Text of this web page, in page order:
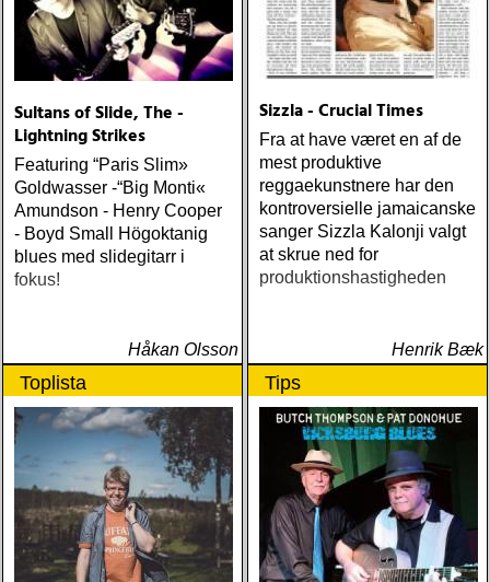
Sultans of Slide, The -
Lightning Strikes
Featuring “Paris Slim»
Goldwasser -“Big Monti«
Amundson - Henry Cooper
- Boyd Small Högoktanig
blues med slidegitarr i
fokus!
Håkan Olsson
Sizzla - Crucial Times
Fra at have været en af de
mest produktive
reggaekunstnere har den
kontroversielle jamaicanske
sanger Sizzla Kalonji valgt
at skrue ned for
produktionshastigheden
Henrik Bæk
Toplista Tips